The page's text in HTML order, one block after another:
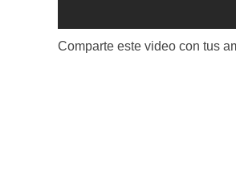
Comparte este video con tus